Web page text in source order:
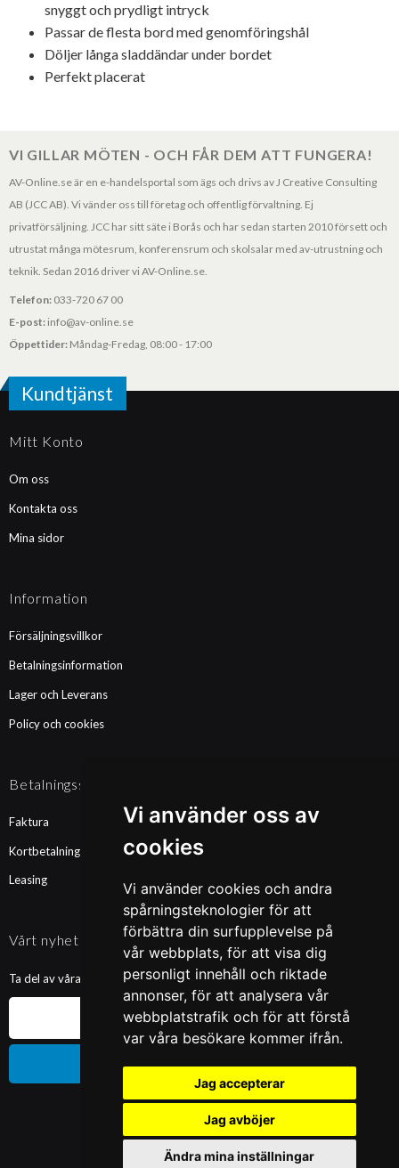
Vi använder oss av
cookies
Vi använder cookies och andra
spårningsteknologier för att
förbättra din surfupplevelse på
vår webbplats, för att visa dig
personligt innehåll och riktade
annonser, för att analysera vår
webbplatstrafik och för att förstå
var våra besökare kommer ifrån.
Jag accepterar
Jag avböjer
Ändra mina inställningar
snyggt och prydligt intryck
Passar de flesta bord med genomföringshål
Döljer långa sladdändar under bordet
Perfekt placerat
VI GILLAR MÖTEN - OCH FÅR DEM ATT FUNGERA!
AV-Online.se är en e-handelsportal som ägs och drivs av J Creative Consulting
AB (JCC AB). Vi vänder oss till företag och offentlig förvaltning. Ej
privatförsäljning. JCC har sitt säte i Borås och har sedan starten 2010 försett och
utrustat många mötesrum, konferensrum och skolsalar med av-utrustning och
teknik. Sedan 2016 driver vi AV-Online.se.
Telefon: 033-720 67 00
E-post: info@av-online.se
Öppettider: Måndag-Fredag, 08:00 - 17:00
Kundtjänst
Mitt Konto
Om oss
Kontakta oss
Mina sidor
Information
Försäljningsvillkor
Betalningsinformation
Lager och Leverans
Policy och cookies
Betalningssätt
Faktura
Kortbetalning
Leasing
Vårt nyhetsbrev
Ta del av våra nyheter och kampanjer. Fyll i din mailadress nedan!
Prenumerera